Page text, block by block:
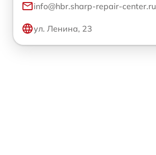
info@hbr.sharp-repair-center.ru
ул. Ленина, 23